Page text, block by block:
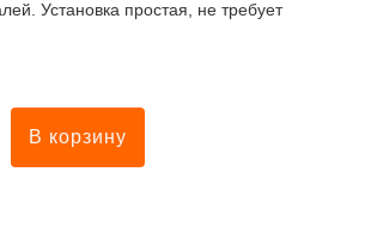
Установка простая, не требует
В корзину